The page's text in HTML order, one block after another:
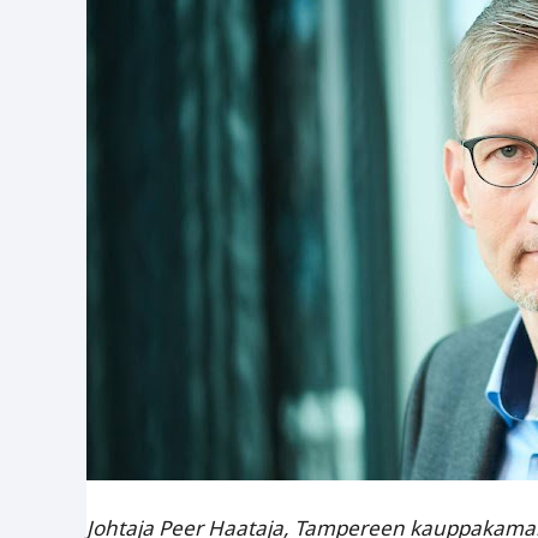
Johtaja Peer Haataja, Tampereen